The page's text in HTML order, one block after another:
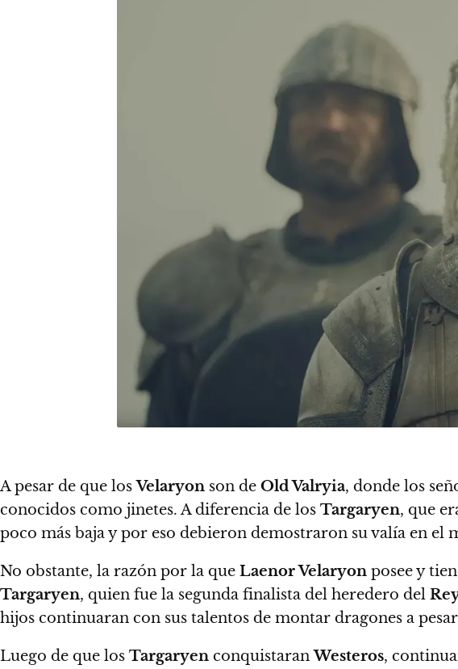
A pesar de que losVelaryon son de Old Valryia, donde los
conocidos como jinetes. A diferencia de los Targaryen, que
poco más baja y por eso debieron demostraron su valía en el
No obstante, la razón por la que Laenor Velaryon posee y
Targaryen, quien fue la segunda finalista del heredero del
hijos continuaran con sus talentos de montar dragones a
Luego de que los Targaryen conquistaranWesteros,